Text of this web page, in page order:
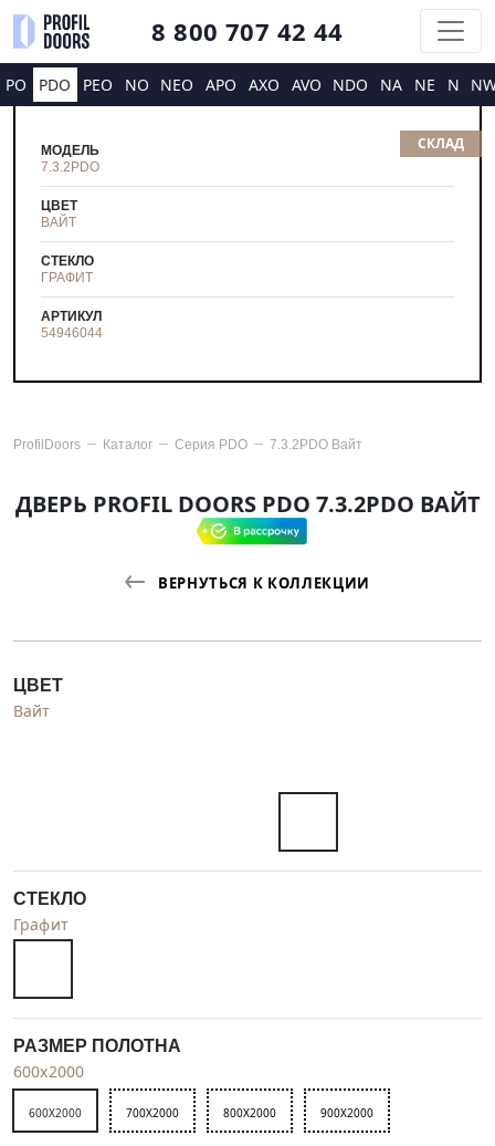
8 800 707 42 44
PO PDO PEO NO NEO APO AXO AVO NDO NA NE N
СКЛАД
МОДЕЛЬ
7.3.2PDO
ЦВЕТ
ВАЙТ
СТЕКЛО
ГРАФИТ
АРТИКУЛ
54946044
ProfilDoors Каталог Серия PDO 7.3.2PDO Вайт
ДВЕРЬ PROFIL DOORS PDO 7.3.2PDO ВАЙТ
ВЕРНУТЬСЯ К КОЛЛЕКЦИИ
ЦВЕТ
Вайт
СТЕКЛО
Графит
РАЗМЕР ПОЛОТНА
600x2000
600X2000 700X2000 800X2000 900X2000